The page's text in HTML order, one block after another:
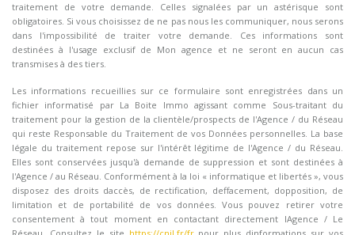
traitement de votre demande. Celles signalées par un astérisque sont
obligatoires. Si vous choisissez de ne pas nous les communiquer, nous serons
dans l'impossibilité de traiter votre demande. Ces informations sont
destinées à l'usage exclusif de Mon agence et ne seront en aucun cas
transmises à des tiers.
Les informations recueillies sur ce formulaire sont enregistrées dans un
fichier informatisé par La Boite Immo agissant comme Sous-traitant du
traitement pour la gestion de la clientèle/prospects de l'Agence / du Réseau
qui reste Responsable du Traitement de vos Données personnelles. La base
légale du traitement repose sur l'intérêt légitime de l'Agence / du Réseau.
Elles sont conservées jusqu'à demande de suppression et sont destinées à
l'Agence / au Réseau. Conformément à la loi « informatique et libertés », vous
disposez des droits daccès, de rectification, deffacement, dopposition, de
limitation et de portabilité de vos données. Vous pouvez retirer votre
consentement à tout moment en contactant directement lAgence / Le